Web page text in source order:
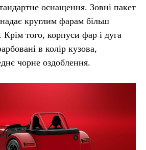
оснащення. Зовні пакет
круглим фарам більш
Крім того, корпуси фар і дуга
в колір кузова,
чорне оздоблення.